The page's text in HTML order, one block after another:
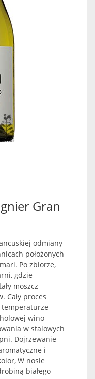
Gran
odmiany
położonych
Po zbiorze,
gdzie
moszcz
Cały proces
wino
w stalowych
Dojrzewanie
i
W nosie
białego